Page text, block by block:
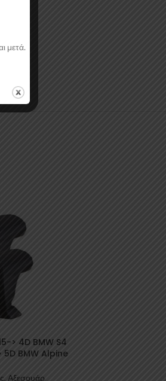
> 4D BMW S4
BMW Alpine
, Αξεσουάρ
μετά.